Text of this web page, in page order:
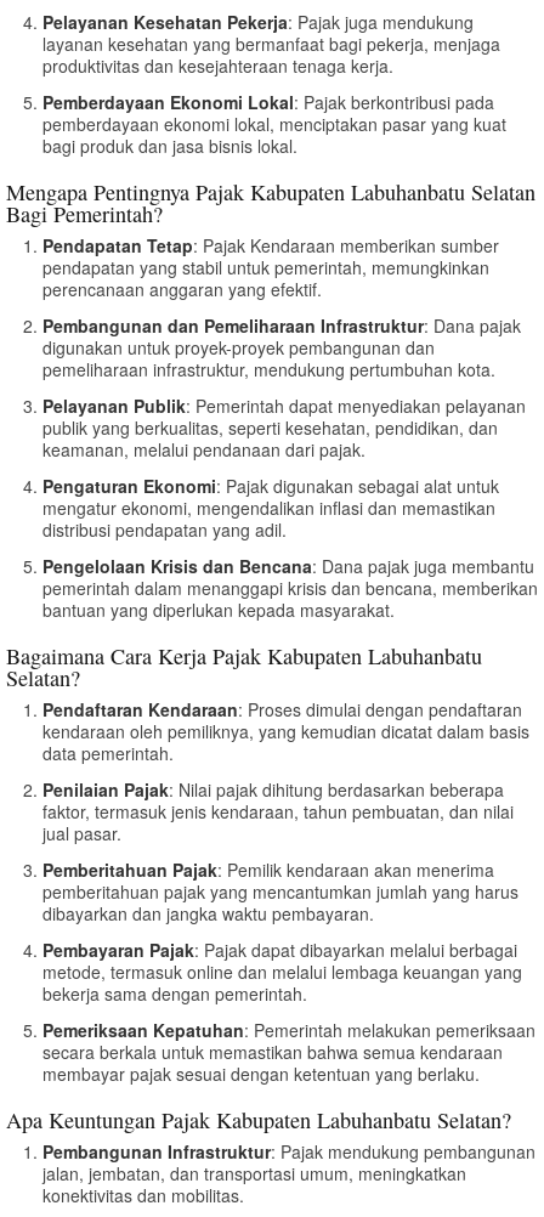
Pelayanan Kesehatan Pekerja: Pajak juga mendukung
layanan kesehatan yang bermanfaat bagi pekerja, menjaga
produktivitas dan kesejahteraan tenaga kerja.
Pemberdayaan Ekonomi Lokal: Pajak berkontribusi pada
pemberdayaan ekonomi lokal, menciptakan pasar yang kuat
bagi produk dan jasa bisnis lokal.
Mengapa Pentingnya Pajak Kabupaten Labuhanbatu Selatan
Bagi Pemerintah?
Pendapatan Tetap: Pajak Kendaraan memberikan sumber
pendapatan yang stabil untuk pemerintah, memungkinkan
perencanaan anggaran yang efektif.
Pembangunan dan Pemeliharaan Infrastruktur: Dana pajak
digunakan untuk proyek-proyek pembangunan dan
pemeliharaan infrastruktur, mendukung pertumbuhan kota.
Pelayanan Publik: Pemerintah dapat menyediakan pelayanan
publik yang berkualitas, seperti kesehatan, pendidikan, dan
keamanan, melalui pendanaan dari pajak.
Pengaturan Ekonomi: Pajak digunakan sebagai alat untuk
mengatur ekonomi, mengendalikan inflasi dan memastikan
distribusi pendapatan yang adil.
Pengelolaan Krisis dan Bencana: Dana pajak juga membantu
pemerintah dalam menanggapi krisis dan bencana, memberikan
bantuan yang diperlukan kepada masyarakat.
Bagaimana Cara Kerja Pajak Kabupaten Labuhanbatu
Selatan?
Pendaftaran Kendaraan: Proses dimulai dengan pendaftaran
kendaraan oleh pemiliknya, yang kemudian dicatat dalam basis
data pemerintah.
Penilaian Pajak: Nilai pajak dihitung berdasarkan beberapa
faktor, termasuk jenis kendaraan, tahun pembuatan, dan nilai
jual pasar.
Pemberitahuan Pajak: Pemilik kendaraan akan menerima
pemberitahuan pajak yang mencantumkan jumlah yang harus
dibayarkan dan jangka waktu pembayaran.
Pembayaran Pajak: Pajak dapat dibayarkan melalui berbagai
metode, termasuk online dan melalui lembaga keuangan yang
bekerja sama dengan pemerintah.
Pemeriksaan Kepatuhan: Pemerintah melakukan pemeriksaan
secara berkala untuk memastikan bahwa semua kendaraan
membayar pajak sesuai dengan ketentuan yang berlaku.
Apa Keuntungan Pajak Kabupaten Labuhanbatu Selatan?
Pembangunan Infrastruktur: Pajak mendukung pembangunan
jalan, jembatan, dan transportasi umum, meningkatkan
konektivitas dan mobilitas.